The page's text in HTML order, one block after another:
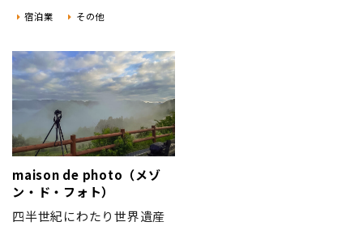
宿泊業 その他
maison de photo（メゾ
ン・ド・フォト）
四半世紀にわたり世界遺産